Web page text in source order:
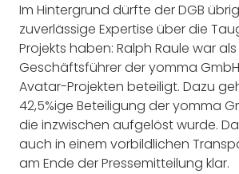
Im Hintergrund dürfte der DGB
zuverlässige Expertise über die
Projekts haben: Ralph Raule war als
Geschäftsführer der yomma
Avatar-Projekten beteiligt. Dazu
42,5%ige Beteiligung der yomma
die inzwischen aufgelöst wurde.
auch in einem vorbildlichen
am Ende der Pressemitteilung klar.